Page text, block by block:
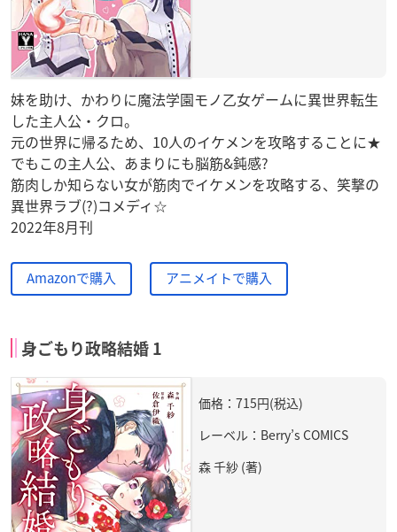
妹を助け、かわりに魔法学園モノ乙女ゲームに異世界転生
した主人公・クロ。
元の世界に帰るため、10人のイケメンを攻略することに★
でもこの主人公、あまりにも脳筋&鈍感?
筋肉しか知らない女が筋肉でイケメンを攻略する、笑撃の
異世界ラブ(?)コメディ☆
2022年8月刊
Amazonで購入 アニメイトで購入
身ごもり政略結婚 1
価格：715円(税込)
レーベル：Berry’s COMICS
森 千紗 (著)